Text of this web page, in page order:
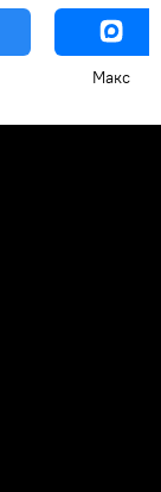
Макс